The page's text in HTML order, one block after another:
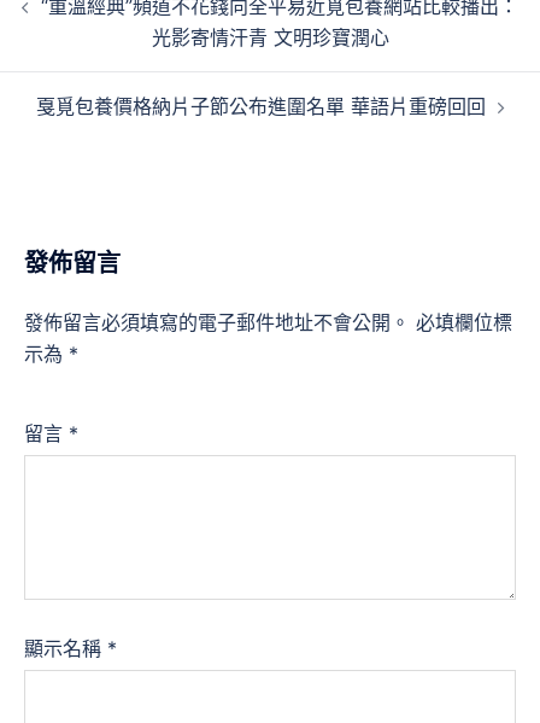
章 “重溫經典”頻道不花錢向全平易近覓包養網站比較播出：
光影寄情汗青 文明珍寶潤心
戛覓包養價格納片子節公布進圍名單 華語片重磅回回
發佈留言
發佈留言必須填寫的電子郵件地址不會公開。 必填欄位標
示為 *
留言 *
顯示名稱 *